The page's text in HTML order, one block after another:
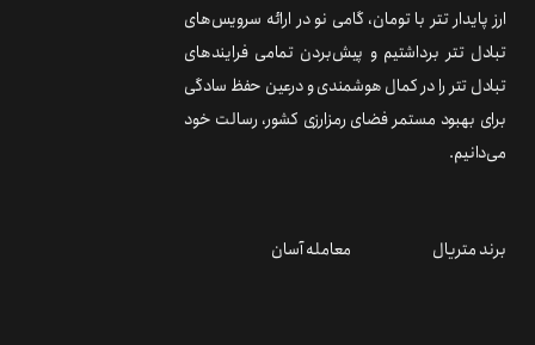
ارز پایدار تتر با تومان، گامی نو در ارائه سرویس‌های
تبادل تتر برداشتیم و پیش‌بردن تمامی فرایندهای
تبادل تتر را در کمال هوشمندی و درعین حفظ سادگی
برای بهبود مستمر فضای رمزارزی کشور، رسالت خود
می‌دانیم.
برند متریال معامله آسان